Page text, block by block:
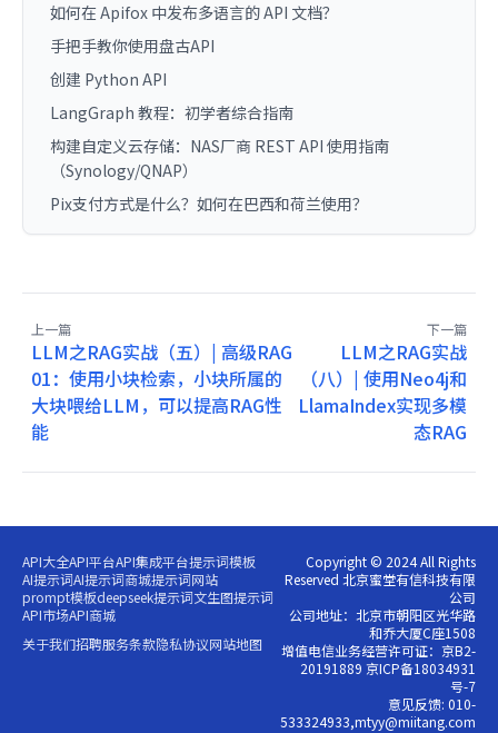
如何在 Apifox 中发布多语言的 API 文档？
手把手教你使用盘古API
创建 Python API
LangGraph 教程：初学者综合指南
构建自定义云存储：NAS厂商 REST API 使用指南
（Synology/QNAP）
Pix支付方式是什么？如何在巴西和荷兰使用？
上一篇
LLM之RAG实战（五）| 高级RAG
01：使用小块检索，小块所属的
大块喂给LLM，可以提高RAG性
能
下一篇
LLM之RAG实战
（八）| 使用Neo4j和
LlamaIndex实现多模
态RAG
API大全API平台API集成平台提示词模板
AI提示词AI提示词商城提示词网站
prompt模板deepseek提示词文生图提示词
API市场API商城
关于我们招聘服务条款隐私协议网站地图
Copyright © 2024 All Rights
Reserved 北京蜜堂有信科技有限
公司
公司地址：北京市朝阳区光华路
和乔大厦C座1508
增值电信业务经营许可证：京B2-
20191889 京ICP备18034931
号-7
意见反馈: 010-
533324933,mtyy@miitang.com